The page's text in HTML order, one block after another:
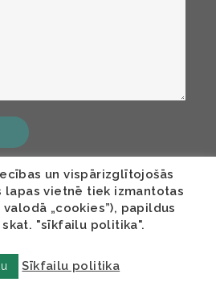
DAVV
un vispārizglītojošās
lapas vietnē tiek izmantotas
„cookies”), papildus
"sīkfailu politika".
Sīkfailu politika